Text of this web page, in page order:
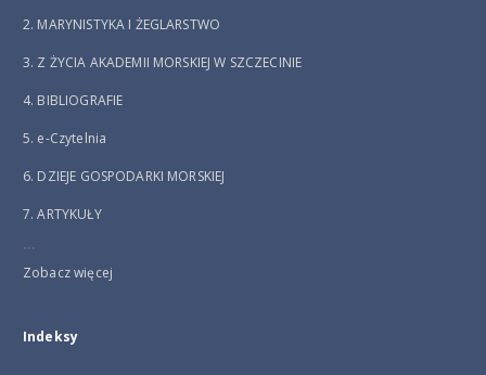
2. MARYNISTYKA I ŻEGLARSTWO
3. Z ŻYCIA AKADEMII MORSKIEJ W SZCZECINIE
4. BIBLIOGRAFIE
5. e-Czytelnia
6. DZIEJE GOSPODARKI MORSKIEJ
7. ARTYKUŁY
...
Zobacz więcej
Indeksy